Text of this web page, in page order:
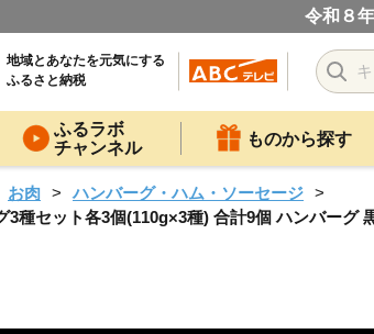
令和８
地域とあなたを元気にする
ふるさと納税
ふるラボ
チャンネル
ものから探す
お肉
ハンバーグ・ハム・ソーセージ
3種セット各3個(110g×3種) 合計9個 ハンバー